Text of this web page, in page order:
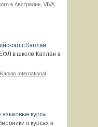
в Австралии VIVA
с Каплан
в школе Каплан в
Kaplan International
языковые курсы
о курсах в